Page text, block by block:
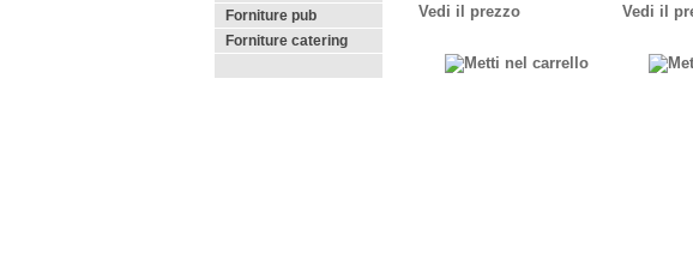
Forniture pub
Forniture catering
Vedi il prezzo Vedi il